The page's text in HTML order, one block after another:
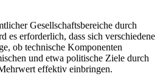
Gesellschaftsbereiche durch
es erforderlich, dass sich ver­schiedene
ob technische Kom­ponenten
und etwa politi­sche Ziele durch
effektiv einbringen.